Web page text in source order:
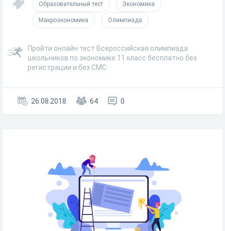
Образовательный тест Экономика
Макроэкономика Олимпиада
Пройти онлайн тест Всероссийская олимпиада
школьников по экономике.11 класс бесплатно без
регистрации и без СМС
26.08.2018 64 0